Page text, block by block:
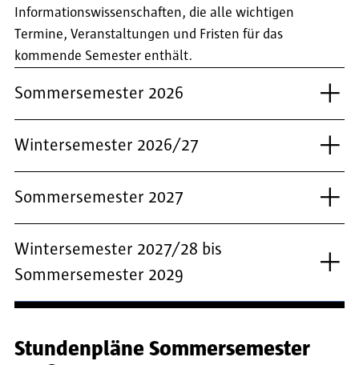
Informationswissenschaften, die alle wichtigen
Termine, Veranstaltungen und Fristen für das
kommende Semester enthält.
Sommersemester 2026
Wintersemester 2026/27
Sommersemester 2027
Wintersemester 2027/28 bis
Sommersemester 2029
Stundenpläne Sommersemester